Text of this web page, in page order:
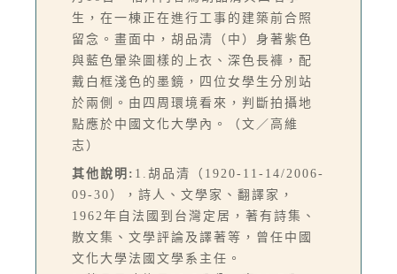
生，在一棟正在進行工事的建築前合照
留念。畫面中，胡品清（中）身著紫色
與藍色暈染圖樣的上衣、深色長褲，配
戴白框淺色的墨鏡，四位女學生分別站
於兩側。由四周環境看來，判斷拍攝地
點應於中國文化大學內。（文／高維
志）
其他說明: 1.胡品清（1920-11-14/2006-
09-30），詩人、文學家、翻譯家，
1962年自法國到台灣定居，著有詩集、
散文集、文學評論及譯著等，曾任中國
文化大學法國文學系主任。